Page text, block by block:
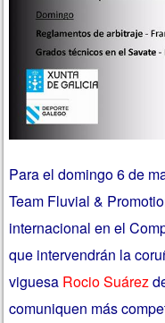
Para el domingo 6 de
Team Fluvial &
internacional en el
que intervendrán la
viguesa Rocio Suárez
comuniquen más